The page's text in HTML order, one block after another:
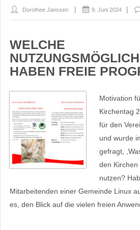
Dorothee Janssen 9. Juni 2024
WELCHE
HABEN FREIE
Motivation
Kirchentag
für den
und wurde
gefragt,
den Kirchen
nutzen?
Mitarbeitenden einer Gemeinde Linux
es, den Blick auf die vielen freien